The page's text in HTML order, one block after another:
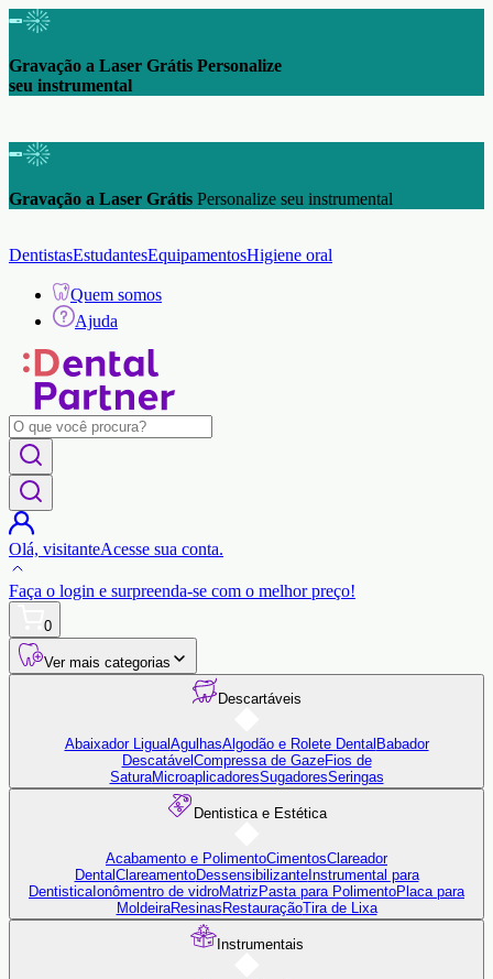
Gravação a Laser Grátis Personalize
seu instrumental
Gravação a Laser Grátis Personalize seu instrumental
DentistasEstudantesEquipamentosHigiene oral
Quem somos
Ajuda
Olá, visitanteAcesse sua conta.
Faça o login e surpreenda-se com o melhor preço!
0
Ver mais categorias
Descartáveis
Abaixador Ligual AgulhasAlgodão e Rolete Dental Babador
Descatável Compressa de GazeFios de
SaturaMicroaplicadoresSugadoresSeringas
Dentistica e Estética
Acabamento e PolimentoCimentosClareador
Dental ClareamentoDessensibilizanteInstrumental para
Dentistica Ionômentro de vidroMatriz Pasta para PolimentoPlaca para
MoldeiraResinas RestauraçãoTira de Lixa
Instrumentais